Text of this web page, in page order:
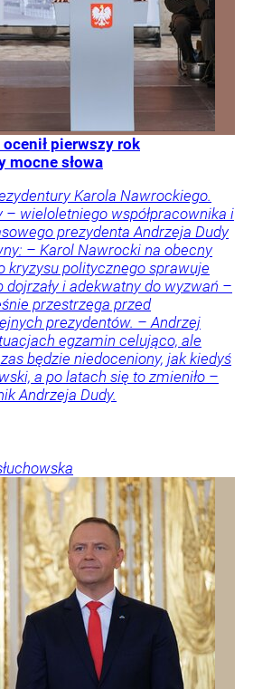
pierwszy rok
mocne słowa
Karola Nawrockiego.
– wieloletniego współpracownika i
prezydenta Andrzeja Dudy
– Karol Nawrocki na obecny
kryzysu politycznego sprawuje
i adekwatny do wyzwań –
przestrzega przed
prezydentów. – Andrzej
egzamin celująco, ale
będzie niedoceniony, jak kiedyś
a po latach się to zmieniło –
Andrzeja Dudy.